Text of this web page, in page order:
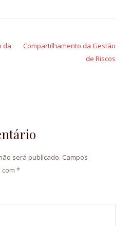
da
Compartilhamento da Gestão
de Riscos
será publicado. Campos
*